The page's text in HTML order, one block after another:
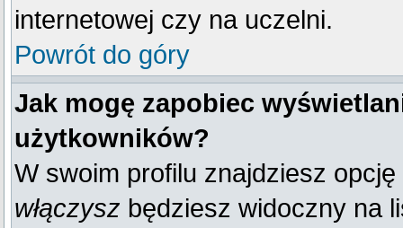
internetowej czy na uczelni.
Powrót do góry
Jak mogę zapobiec
użytkowników?
W swoim profilu znajdziesz opcję
włączysz będziesz widoczny na